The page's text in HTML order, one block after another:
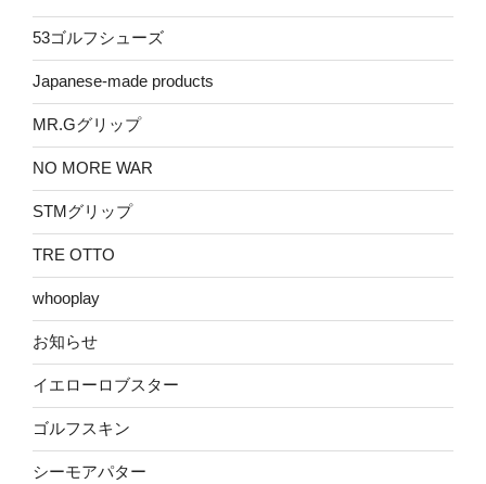
53ゴルフシューズ
Japanese-made products
MR.Gグリップ
NO MORE WAR
STMグリップ
TRE OTTO
whooplay
お知らせ
イエローロブスター
ゴルフスキン
シーモアパター